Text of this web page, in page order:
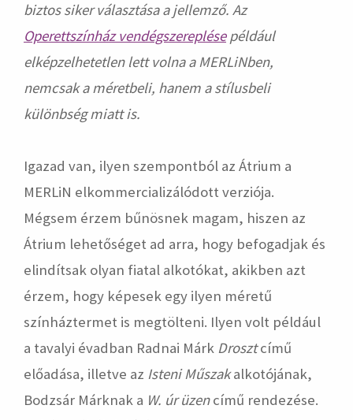
biztos siker választása a jellemző. Az
Operettszínház vendégszereplésepéldául
elképzelhetetlen lett volna a MERLiNben,
nemcsak a méretbeli, hanem a stílusbeli
különbség miatt is.
Igazad van, ilyen szempontból az Átrium a
MERLiN elkommercializálódott verziója.
Mégsem érzem bűnösnek magam, hiszen az
Átrium lehetőséget ad arra, hogy befogadjak és
elindítsak olyan fiatal alkotókat, akikben azt
érzem, hogy képesek egy ilyen méretű
színháztermet is megtölteni. Ilyen volt például
a tavalyi évadban Radnai Márk Drosztcímű
előadása, illetve az Isteni Műszakalkotójának,
Bodzsár Márknak a W. úr üzencímű rendezése.